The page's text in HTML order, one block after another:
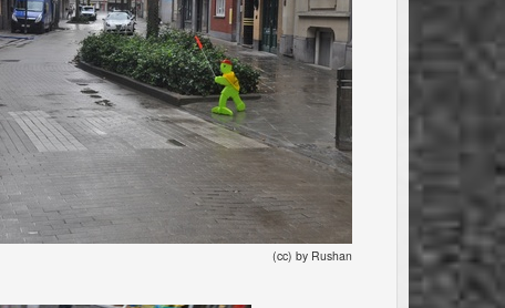
(cc) by Rushan